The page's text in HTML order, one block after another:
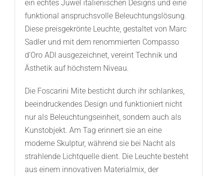
ein echtes Juwel italienischen Designs und eine
funktional anspruchsvolle Beleuchtungslösung.
Diese preisgekrönte Leuchte, gestaltet von Marc
Sadler und mit dem renommierten Compasso
d’Oro ADI ausgezeichnet, vereint Technik und
Ästhetik auf höchstem Niveau.
Die Foscarini Mite besticht durch ihr schlankes,
beeindruckendes Design und funktioniert nicht
nur als Beleuchtungseinheit, sondern auch als
Kunstobjekt. Am Tag erinnert sie an eine
moderne Skulptur, während sie bei Nacht als
strahlende Lichtquelle dient. Die Leuchte besteht
aus einem innovativen Materialmix, der